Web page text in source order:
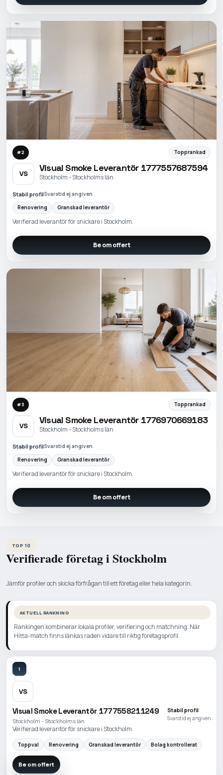
#2 Topprankad
VS
Visual Smoke Leverantör 1777557687594
Stockholm - Stockholms län
Stabil profilSvarstid ej angiven
Renovering
Granskad leverantör
Verifierad leverantör för snickare i Stockholm.
Be om offert
#3 Topprankad
VS
Visual Smoke Leverantör 1776970669183
Stockholm - Stockholms län
Stabil profilSvarstid ej angiven
Renovering
Granskad leverantör
Verifierad leverantör för snickare i Stockholm.
Be om offert
TOP 10
Verifierade företag i Stockholm
Jämför profiler och skicka förfrågan till ett företag eller hela kategorin.
AKTUELL RANKNING
Rankingen kombinerar lokala profiler, verifiering och matchning. När
Hitta-match finns länkas raden vidare till riktig företagsprofil.
1
VS
Visual Smoke Leverantör 1777558211249
Stockholm - Stockholms län
Stabil profil
Svarstid ej angiven
Verifierad leverantör för snickare i Stockholm.
Toppval Renovering Granskad leverantör Bolag kontrollerat
Be om offert